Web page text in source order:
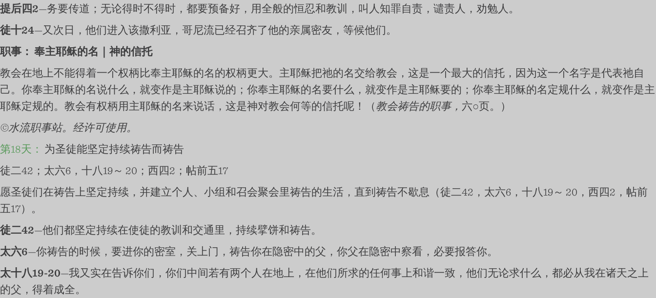
提后四2—务要传道；无论得时不得时，都要预备好，用全般的恒忍和教训，叫人知罪自责，谴责人，劝勉人。
徒十24—又次日，他们进入该撒利亚，哥尼流已经召齐了他的亲属密友，等候他们。
职事： 奉主耶稣的名｜神的信托
教会在地上不能得着一个权柄比奉主耶稣的名的权柄更大。主耶稣把祂的名交给教会，这是一个最大的信托，因为这一个名字是代表祂自
己。你奉主耶稣的名说什么，就变作是主耶稣说的；你奉主耶稣的名要什么，就变作是主耶稣要的；你奉主耶稣的名定规什么，就变作是主
耶稣定规的。教会有权柄用主耶稣的名来说话，这是神对教会何等的信托呢！（教会祷告的职事， 六○页。）
©水流职事站。经许可使用。
第18天： 为圣徒能坚定持续祷告而祷告
徒二42；太六6，十八19～ 20；西四2；帖前五17
愿圣徒们在祷告上坚定持续，并建立个人、小组和召会聚会里祷告的生活，直到祷告不歇息（徒二42，太六6，十八19～ 20，西四2，帖前
五17）。
徒二42—他们都坚定持续在使徒的教训和交通里，持续擘饼和祷告。
太六6—你祷告的时候，要进你的密室，关上门，祷告你在隐密中的父，你父在隐密中察看，必要报答你。
太十八19-20—我又实在告诉你们，你们中间若有两个人在地上，在他们所求的任何事上和谐一致，他们无论求什么，都必从我在诸天之上
的父，得着成全。